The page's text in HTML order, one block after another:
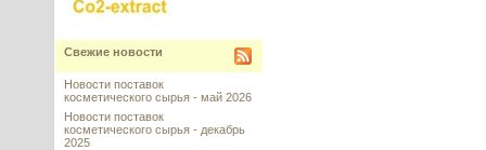
Свежие новости
Новости поставок
косметического сырья - май 2026
Новости поставок
косметического сырья - декабрь
2025